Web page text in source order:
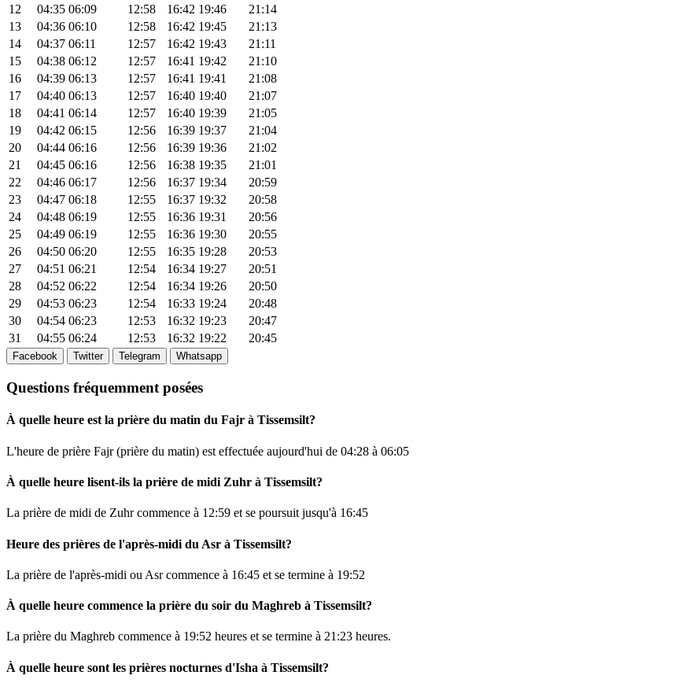
12
04:35 06:09 12:58 16:42 19:46
21:14
13
04:36 06:10 12:58 16:42 19:45
21:13
14
04:37 06:11 12:57 16:42 19:43
21:11
15
04:38 06:12 12:57 16:41 19:42
21:10
16
04:39 06:13 12:57 16:41 19:41
21:08
17
04:40 06:13 12:57 16:40 19:40
21:07
18
04:41 06:14 12:57 16:40 19:39
21:05
19
04:42 06:15 12:56 16:39 19:37
21:04
20
04:44 06:16 12:56 16:39 19:36
21:02
21
04:45 06:16 12:56 16:38 19:35
21:01
22
04:46 06:17 12:56 16:37 19:34
20:59
23
04:47 06:18 12:55 16:37 19:32
20:58
24
04:48 06:19 12:55 16:36 19:31
20:56
25
04:49 06:19 12:55 16:36 19:30
20:55
26
04:50 06:20 12:55 16:35 19:28
20:53
27
04:51 06:21 12:54 16:34 19:27
20:51
28
04:52 06:22 12:54 16:34 19:26
20:50
29
04:53 06:23 12:54 16:33 19:24
20:48
30
04:54 06:23 12:53 16:32 19:23
20:47
31
04:55 06:24 12:53 16:32 19:22 20:45
Facebook Twitter Telegram Whatsapp
Questions fréquemment posées
À quelle heure est la prière du matin du Fajr à Tissemsilt?
L'heure de prière Fajr (prière du matin) est effectuée aujourd'hui de 04:28 à 06:05
À quelle heure lisent-ils la prière de midi Zuhr à Tissemsilt?
La prière de midi de Zuhr commence à 12:59 et se poursuit jusqu'à 16:45
Heure des prières de l'après-midi du Asr à Tissemsilt?
La prière de l'après-midi ou Asr commence à 16:45 et se termine à 19:52
À quelle heure commence la prière du soir du Maghreb à Tissemsilt?
La prière du Maghreb commence à 19:52 heures et se termine à 21:23 heures.
À quelle heure sont les prières nocturnes d'Isha à Tissemsilt?